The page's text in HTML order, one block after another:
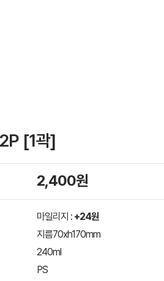
[1곽]
2,400원
마일리지 : +24원
지름70xh170mm
240ml
PS